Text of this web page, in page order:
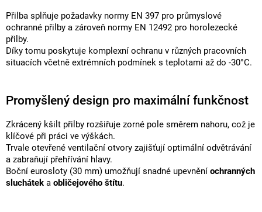
Přilba splňuje požadavky normy EN 397 pro průmyslové
ochranné přilby a zároveň normy EN 12492 pro horolezecké
přilby.
Díky tomu poskytuje komplexní ochranu v různých pracovních
situacích včetně extrémních podmínek s teplotami až do -30°C.
Promyšlený design pro maximální funkčnost
Zkrácený kšilt přilby rozšiřuje zorné pole směrem nahoru, což je
klíčové při práci ve výškách.
Trvale otevřené ventilační otvory zajišťují optimální odvětrávání
a zabraňují přehřívání hlavy.
Boční eurosloty (30 mm) umožňují snadné upevnění ochranných
sluchátek a obličejového štítu.